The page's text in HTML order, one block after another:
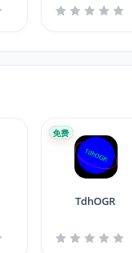
TdhOGR
免费